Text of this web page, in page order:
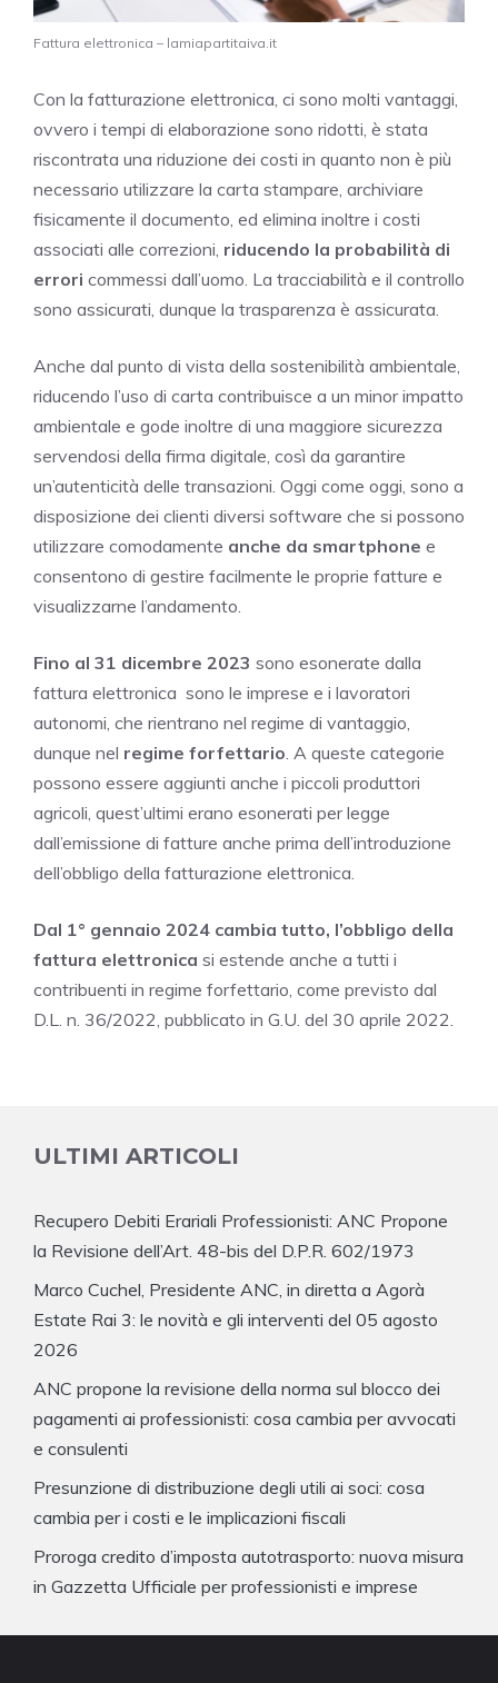
Fattura elettronica – lamiapartitaiva.it
Con la fatturazione elettronica, ci sono molti vantaggi,
ovvero i tempi di elaborazione sono ridotti, è stata
riscontrata una riduzione dei costi in quanto non è più
necessario utilizzare la carta stampare, archiviare
fisicamente il documento, ed elimina inoltre i costi
associati alle correzioni, riducendo la probabilità di
errori commessi dall’uomo. La tracciabilità e il controllo
sono assicurati, dunque la trasparenza è assicurata.
Anche dal punto di vista della sostenibilità ambientale,
riducendo l’uso di carta contribuisce a un minor impatto
ambientale e gode inoltre di una maggiore sicurezza
servendosi della firma digitale, così da garantire
un’autenticità delle transazioni. Oggi come oggi, sono a
disposizione dei clienti diversi software che si possono
utilizzare comodamente anche da smartphone e
consentono di gestire facilmente le proprie fatture e
visualizzarne l’andamento.
Fino al 31 dicembre 2023 sono esonerate dalla
fattura elettronica sono le imprese e i lavoratori
autonomi, che rientrano nel regime di vantaggio,
dunque nel regime forfettario . A queste categorie
possono essere aggiunti anche i piccoli produttori
agricoli, quest’ultimi erano esonerati per legge
dall’emissione di fatture anche prima dell’introduzione
dell’obbligo della fatturazione elettronica.
Dal 1° gennaio 2024 cambia tutto, l’obbligo della
fattura elettronica si estende anche a tutti i
contribuenti in regime forfettario, come previsto dal
D.L. n. 36/2022, pubblicato in G.U. del 30 aprile 2022.
ULTIMI ARTICOLI
Recupero Debiti Erariali Professionisti: ANC Propone
la Revisione dell’Art. 48-bis del D.P.R. 602/1973
Marco Cuchel, Presidente ANC, in diretta a Agorà
Estate Rai 3: le novità e gli interventi del 05 agosto
2026
ANC propone la revisione della norma sul blocco dei
pagamenti ai professionisti: cosa cambia per avvocati
e consulenti
Presunzione di distribuzione degli utili ai soci: cosa
cambia per i costi e le implicazioni fiscali
Proroga credito d’imposta autotrasporto: nuova misura
in Gazzetta Ufficiale per professionisti e imprese